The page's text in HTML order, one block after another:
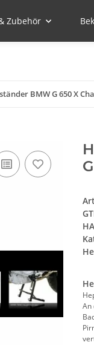
Zubehör
BMW G 650 X
An